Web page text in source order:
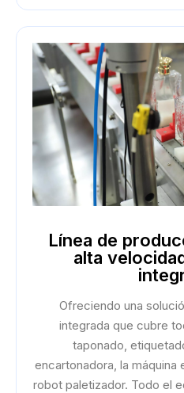
Línea de
alta
Ofreciendo una
integrada que cubre
taponado,
encartonadora, la máquina
robot paletizador. Todo el